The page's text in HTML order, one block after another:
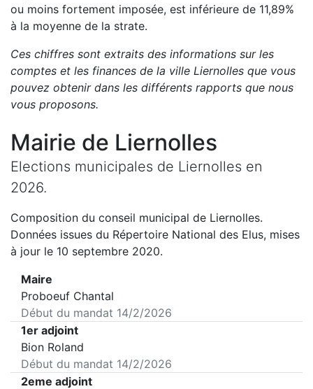
ou moins fortement imposée, est inférieure de 11,89%
à la moyenne de la strate.
Ces chiffres sont extraits des informations sur les
comptes et les finances de la ville Liernolles que vous
pouvez obtenir dans les différents rapports que nous
vous proposons.
Mairie de Liernolles
Elections municipales de Liernolles en
2026.
Composition du conseil municipal de Liernolles.
Données issues du Répertoire National des Elus, mises
à jour le 10 septembre 2020.
Maire
Proboeuf Chantal
Début du mandat 14/2/2026
1er adjoint
Bion Roland
Début du mandat 14/2/2026
2eme adjoint